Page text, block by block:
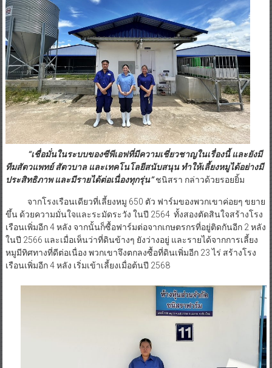
“เชื่อมั่นในระบบของซีพีเอฟที่มีความเชี่ยวชาญในเรื่องนี้ และยังมี
ทีมสัตวแพทย์ สัตวบาล และเทคโนโลยีสนับสนุน ทำให้เลี้ยงหมูได้อย่างมี
ประสิทธิภาพ และมีรายได้ต่อเนื่องทุกรุ่น”ชนิสรา กล่าวด้วยรอยยิ้ม
จากโรงเรือนเดียวที่เลี้ยงหมู 650 ตัว ฟาร์มของพวกเขาค่อยๆ ขยาย
ขึ้น ด้วยความมั่นใจและระมัดระวัง ในปี 2564 ทั้งสองตัดสินใจสร้างโรง
เรือนเพิ่มอีก 4 หลัง จากนั้นก็ซื้อฟาร์มต่อจากเกษตรกรที่อยู่ติดกันอีก 2 หลัง
ในปี 2566 และเมื่อเห็นว่าที่ดินข้างๆ ยังว่างอยู่ และรายได้จากการเลี้ยง
หมูมีทิศทางที่ดีต่อเนื่อง พวกเขาจึงตกลงซื้อที่ดินเพิ่มอีก 23 ไร่ สร้างโรง
เรือนเพิ่มอีก 4 หลัง เริ่มเข้าเลี้ยงเมื่อต้นปี 2568